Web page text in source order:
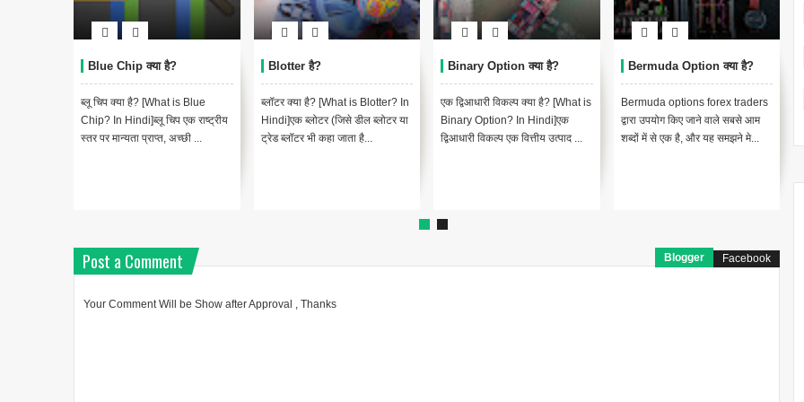
Blue Chip क्या है?
ब्लू चिप क्या है? [What is Blue
Chip? In Hindi]ब्लू चिप एक राष्ट्रीय
स्तर पर मान्यता प्राप्त, अच्छी ...
Blotter है?
ब्लॉटर क्या है? [What is Blotter? In
Hindi]एक ब्लोटर (जिसे डील ब्लोटर या
ट्रेड ब्लॉटर भी कहा जाता है...
Binary Option क्या है?
एक द्विआधारी विकल्प क्या है? [What is
Binary Option? In Hindi]एक
द्विआधारी विकल्प एक वित्तीय उत्पाद ...
Bermuda Option क्या है?
Bermuda options forex traders
द्वारा उपयोग किए जाने वाले सबसे आम
शब्दों में से एक है, और यह समझने मे...
Post a Comment Blogger Facebook
Your Comment Will be Show after Approval , Thanks